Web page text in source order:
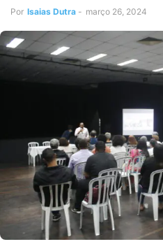
Por Isaias Dutra - março 26, 2024